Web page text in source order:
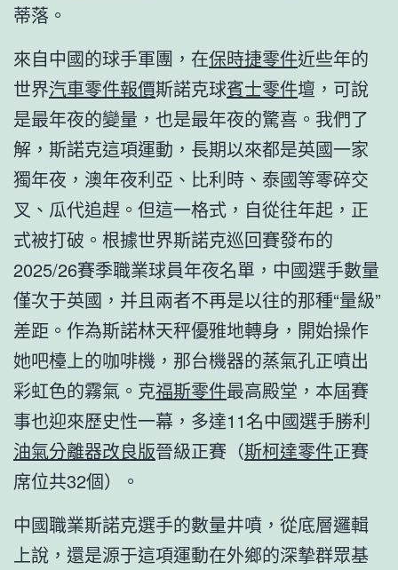
蒂落。
來自中國的球手軍團，在保時捷零件近些年的
世界汽車零件報價斯諾克球賓士零件壇，可說
是最年夜的變量，也是最年夜的驚喜。我們了
解，斯諾克這項運動，長期以來都是英國一家
獨年夜，澳年夜利亞、比利時、泰國等零碎交
叉、瓜代追趕。但這一格式，自從往年起，正
式被打破。根據世界斯諾克巡回賽發布的
2025/26賽季職業球員年夜名單，中國選手數量
僅次于英國，并且兩者不再是以往的那種“量級”
差距。作為斯諾林天秤優雅地轉身，開始操作
她吧檯上的咖啡機，那台機器的蒸氣孔正噴出
彩虹色的霧氣。克福斯零件最高殿堂，本屆賽
事也迎來歷史性一幕，多達11名中國選手勝利
油氣分離器改良版晉級正賽（斯柯達零件正賽
席位共32個）。
中國職業斯諾克選手的數量井噴，從底層邏輯
上說，還是源于這項運動在外鄉的深摯群眾基